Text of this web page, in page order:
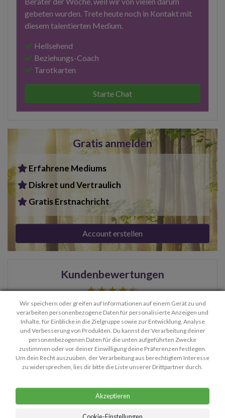
gebeten wurden. Trete heute noch in Kontakt mit
diesem talentierten Medium.
Hellsehend
Beziehungs-Coach
Tarotkarten
Starte Chat
Gratis anmelden
Erfahrene Mediums
Diskret und Vertraulich
Gratis Erstnachricht
Account erstellen
Kundenbewertungen
8.9 / 10
DANKE für deinen klaren u positiven Ausblick- Lena
> Weitere Bewertungen lesen
Wir speichern oder greifen auf Informationen auf einem Gerät zu und
verarbeiten personenbezogene Daten für personalisierte Anzeigen und
Inhalte, für Einblicke in die Zielgruppe sowie zur Entwicklung, Analyse
und Verbesserung von Produkten. Du kannst der Verarbeitung deiner
personenbezogenen Daten für die unten aufgeführten Zwecke
zustimmen oder vor deiner Einwilligung deine Präferenzen festlegen.
Um dein Recht auszuüben, der Verarbeitung aus berechtigtem Interesse
zu widersprechen, lies dir bitte die Liste unserer Drittpartner durch.
Akzeptieren